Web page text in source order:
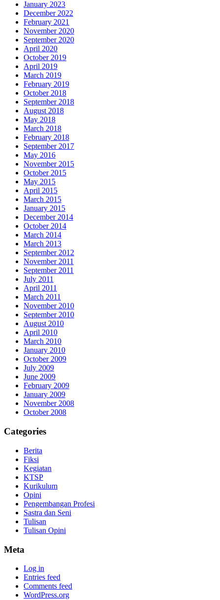
January 2023
December 2022
February 2021
November 2020
September 2020
April 2020
October 2019
April 2019
March 2019
February 2019
October 2018
September 2018
August 2018
May 2018
March 2018
February 2018
September 2017
May 2016
November 2015
October 2015
May 2015
April 2015
March 2015
January 2015
December 2014
October 2014
March 2014
March 2013
September 2012
November 2011
September 2011
July 2011
April 2011
March 2011
November 2010
September 2010
August 2010
April 2010
March 2010
January 2010
October 2009
July 2009
June 2009
February 2009
January 2009
November 2008
October 2008
Categories
Berita
Fiksi
Kegiatan
KTSP
Kurikulum
Opini
Pengembangan Profesi
Sastra dan Seni
Tulisan
Tulisan Opini
Meta
Log in
Entries feed
Comments feed
WordPress.org